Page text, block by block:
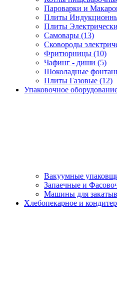
Пароварки и
Плиты
Плиты
Самовары (13)
Сковороды
Фритюрницы (10)
Чафинг - диши (5)
Шоколадные
Плиты Газовые (12)
Упаковочное
Вакуумные
Запаечные и
Машины для
Хлебопекарное и